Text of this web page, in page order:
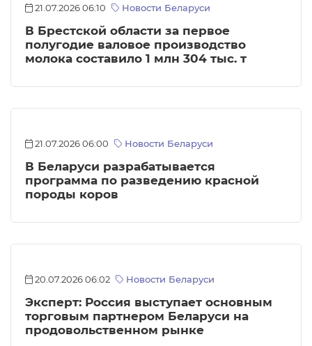
21.07.2026 06:10 Новости Беларуси
В Брестской области за первое
полугодие валовое производство
молока составило 1 млн 304 тыс. т
21.07.2026 06:00 Новости Беларуси
В Беларуси разрабатывается
программа по разведению красной
породы коров
20.07.2026 06:02 Новости Беларуси
Эксперт: Россия выступает основным
торговым партнером Беларуси на
продовольственном рынке